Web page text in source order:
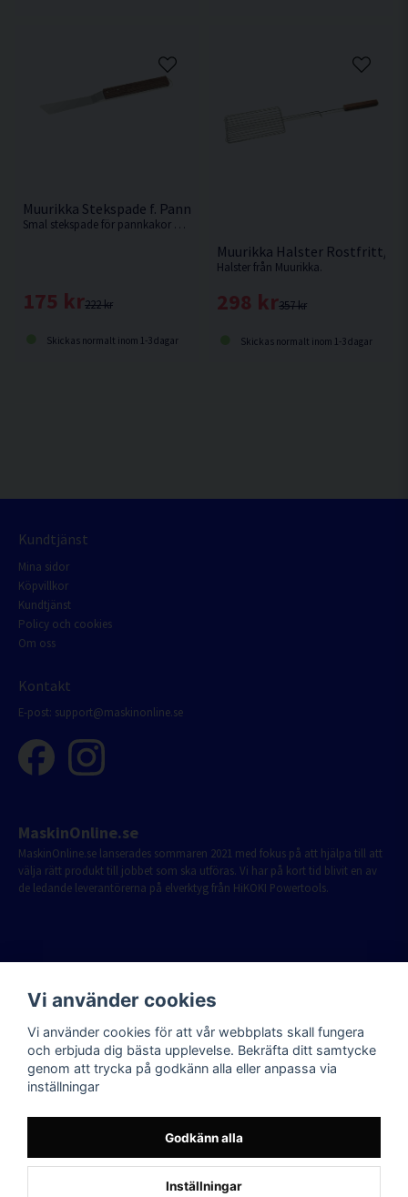
Muurikka Stekspade f. Pannkakor och Blinier Rostfritt/ask
Smal stekspade för pannkakor och blinier av rostfritt stål från Muurikka.
222 kr
175 kr
Skickas normalt inom 1-3 dagar
Muurikka Halster Rostfritt/
Halster från Muurikka.
357 kr
298 kr
Skickas normalt inom 1-3 dagar
Kundtjänst
Mina sidor
Köpvillkor
Kundtjänst
Policy och cookies
Om oss
Kontakt
E-post: support@maskinonline.se
MaskinOnline.se
MaskinOnline.se lanserades sommaren 2021 med fokus på att hjälpa till att
välja rätt produkt till jobbet som ska utföras. Vi har på kort tid blivit en av
de ledande leverantörerna på elverktyg från HiKOKI Powertools.
Vi använder cookies
Vi använder cookies för att vår webbplats skall fungera
och erbjuda dig bästa upplevelse. Bekräfta ditt samtycke
genom att trycka på godkänn alla eller anpassa via
inställningar
Godkänn alla
Inställningar